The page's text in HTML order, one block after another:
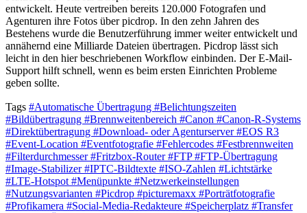
entwickelt. Heute vertreiben bereits 120.000 Fotografen und
Agenturen ihre Fotos über picdrop. In den zehn Jahren des
Bestehens wurde die Benutzerführung immer weiter entwickelt und
annähernd eine Milliarde Dateien übertragen. Picdrop lässt sich
leicht in den hier beschriebenen Workflow einbinden. Der E-Mail-
Support hilft schnell, wenn es beim ersten Einrichten Probleme
geben sollte.
Tags #Automatische Übertragung #Belichtungszeiten
#Bildübertragung #Brennweitenbereich #Canon #Canon-R-Systems
#Direktübertragung #Download- oder Agenturserver#EOS R3
#Event-Location #Eventfotografie #Fehlercodes #Festbrennweiten
#Filterdurchmesser#Fritzbox-Router#FTP#FTP-Übertragung
#Image-Stabilizer#IPTC-Bildtexte #ISO-Zahlen #Lichtstärke
#LTE-Hotspot #Menüpunkte #Netzwerkeinstellungen
#Nutzungsvarianten #Picdrop #picturemaxx #Porträtfotografie
#Profikamera #Social-Media-Redakteure #Speicherplatz #Transfer